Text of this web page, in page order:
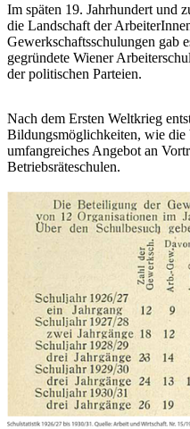
Im späten 19. Jahrhundert und
die Landschaft der
Gewerkschaftsschulungen gab
gegründete Wiener
der politischen Parteien.
Nach dem Ersten Weltkrieg
Bildungsmöglichkeiten, wie die
umfangreiches Angebot an
Betriebsräteschulen.